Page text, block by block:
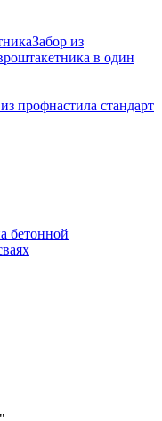
Забор из
в один
профнастила стандарт
бетонной